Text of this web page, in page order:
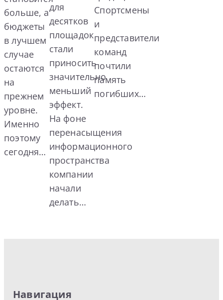
больше, а
бюджеты
в лучшем
случае
остаются
на
прежнем
уровне.
Именно
поэтому
сегодня…
для
десятков
площадок
стали
приносить
значительно
меньший
эффект.
На фоне
перенасыщения
информационного
пространства
компании
начали
делать…
Спортсмены
и
представители
команд
почтили
память
погибших…
Навигация